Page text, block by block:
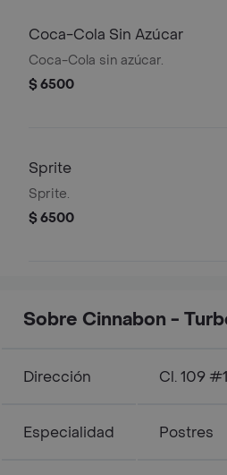
Coca-Cola Sin Azúcar
Coca-Cola sin azúcar.
$ 6500
Sprite
Sprite.
$ 6500
Sobre Cinnabon -
Dirección Cl. 109
Especialidad Postres